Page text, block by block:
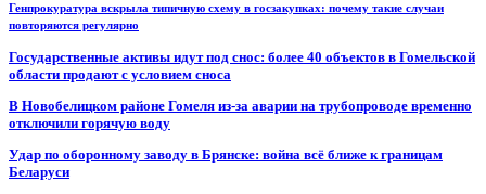
Генпрокуратура вскрыла типичную схему в госзакупках: почему такие случаи
повторяются регулярно
Государственные активы идут под снос: более 40 объектов в Гомельской
области продают с условием сноса
В Новобелицком районе Гомеля из-за аварии на трубопроводе временно
отключили горячую воду
Удар по оборонному заводу в Брянске: война всё ближе к границам
Беларуси